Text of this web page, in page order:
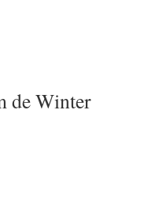
de Winter